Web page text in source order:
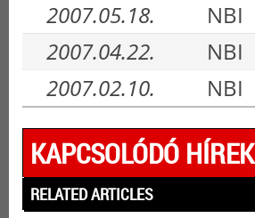
2007.05.18. NBI
2007.04.22.
NBI
2007.02.10.
NBI
KAPCSOLÓDÓ HÍREK
RELATED ARTICLES